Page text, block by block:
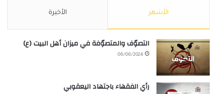
الأشهر الأخيرة
التصوّف والمتصوّفة في ميزان أهل البيت (ع)
06/06/2024
رأي الفقهاء باجتهاد اليعقوبي